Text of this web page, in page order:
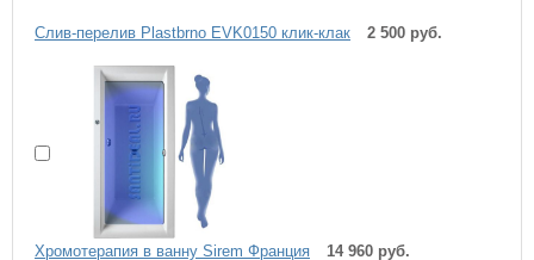
Слив-перелив Plastbrno EVK0150 клик-клак 2 500 руб.
Хромотерапия в ванну Sirem Франция 14 960 руб.